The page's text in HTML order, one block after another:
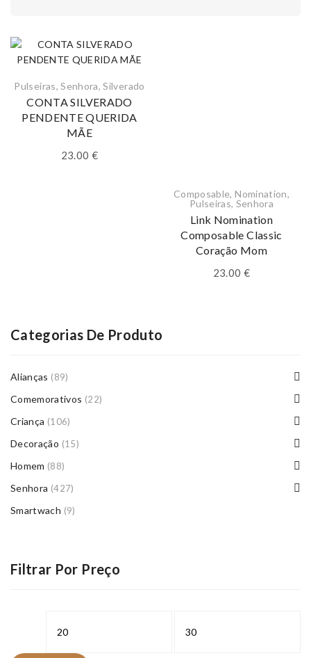
Pulseiras,Senhora,Silverado
CONTA SILVERADO
PENDENTE QUERIDA
MÃE
23.00 €
Composable,Nomination,
Pulseiras, Senhora
Link Nomination
Composable Classic
Coração Mom
23.00 €
Categorias De Produto
Alianças (89)
Comemorativos (22)
Criança (106)
Decoração (15)
Homem (88)
Senhora (427)
Smartwach (9)
Filtrar Por Preço